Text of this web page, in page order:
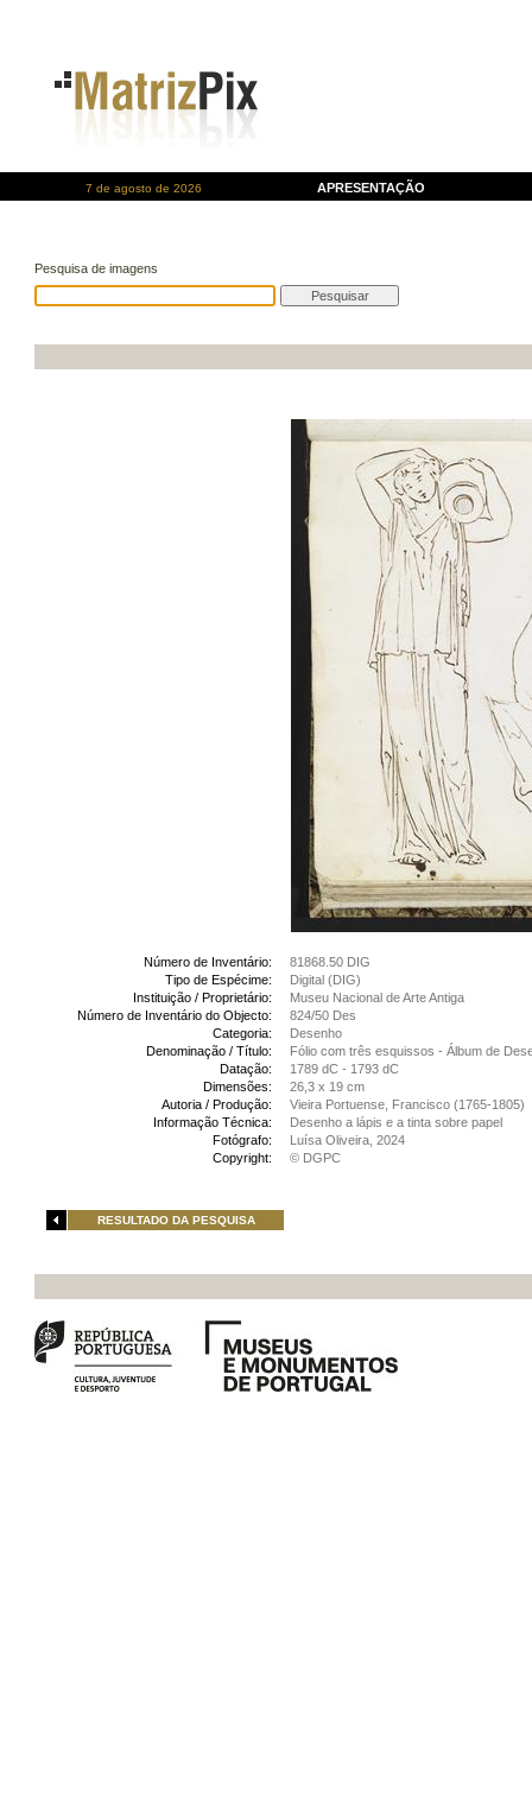
7 de agosto de 2026 APRESENTAÇÃO
Pesquisa de imagens
Número de Inventário:
81868.50 DIG
Tipo de Espécime:
Digital (DIG)
Instituição / Proprietário:
Museu Nacional de Arte Antiga
Número de Inventário do Objecto:
824/50 Des
Categoria:
Desenho
Denominação / Título:
Fólio com três esquissos - Álbum de
Datação:
1789 dC - 1793 dC
Dimensões:
26,3 x 19 cm
Autoria / Produção:
Vieira Portuense, Francisco (1765-1805)
Informação Técnica:
Desenho a lápis e a tinta sobre papel
Fotógrafo:
Luísa Oliveira, 2024
Copyright:
© DGPC
RESULTADO DA PESQUISA